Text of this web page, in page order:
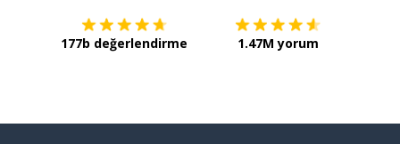
177b değerlendirme 1.47M yorum